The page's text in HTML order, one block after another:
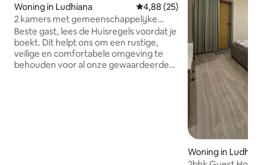
Woning in Ludhiana Gemiddelde beoordeling van
4,88 (25)
2 kamers met gemeenschappelijke
ruimte
Beste gast, lees de Huisregels voordat je
boekt. Dit helpt ons om een rustige,
veilige en comfortabele omgeving te
behouden voor al onze gewaardeerde
Woning in